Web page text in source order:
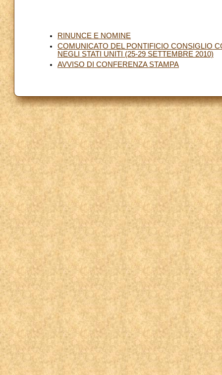
RINUNCE E NOMINE
COMUNICATO DEL PONTIFICIO CONSIGLIO
NEGLI STATI UNITI (25-29 SETTEMBRE 2010)
AVVISO DI CONFERENZA STAMPA